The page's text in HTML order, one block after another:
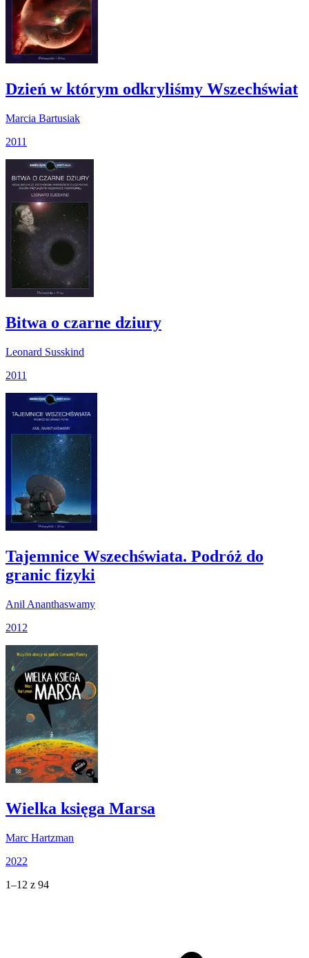
Dzień w którym odkryliśmy Wszechświat
Marcia Bartusiak
2011
Bitwa o czarne dziury
Leonard Susskind
2011
Tajemnice Wszechświata. Podróż do
granic fizyki
Anil Ananthaswamy
2012
Wielka księga Marsa
Marc Hartzman
2022
1–12 z 94